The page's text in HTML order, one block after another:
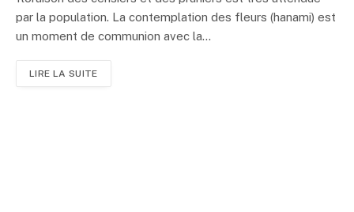
par la population. La contemplation des fleurs (hanami) est
un moment de communion avec la...
LIRE LA SUITE